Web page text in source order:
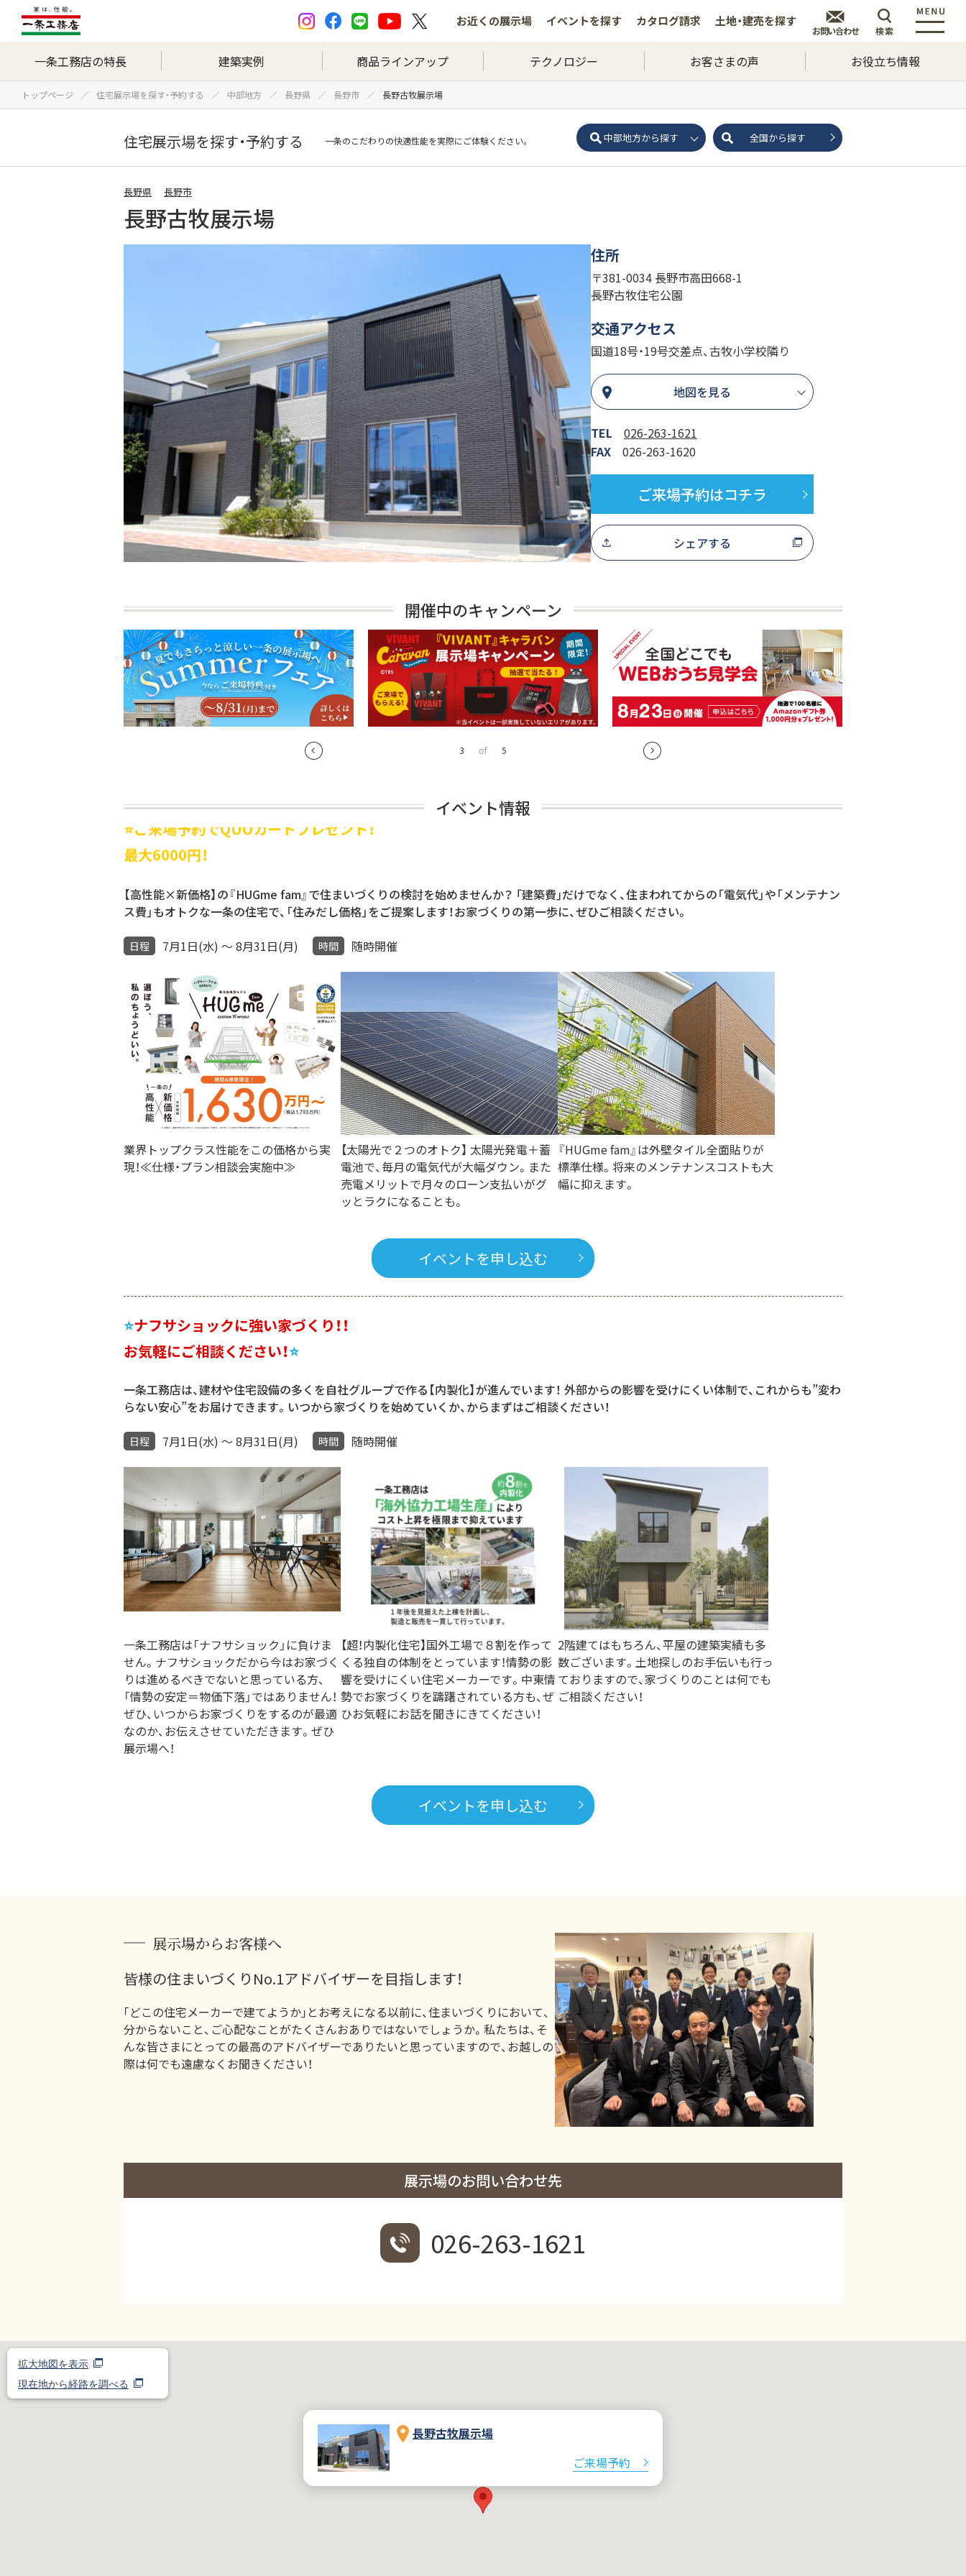
お近くの展示場 イベントを探す カタログ請求 土地・建売を探す
お問い合わせ 検索
一条工務店の特長 建築実例 商品ラインアップ テクノロジー お客さまの声 お役立ち情報
トップページ 住宅展示場を探す・予約する 中部地方 長野県 長野市 長野古牧展示場
住宅展示場を探す・予約する 一条のこだわりの快適性能を実際にご体験ください。 中部地方から探す 全国から探す
長野県 長野市
長野古牧展示場
住所
〒381-0034 長野市高田668-1
長野古牧住宅公園
交通アクセス
国道18号・19号交差点、古牧小学校隣り
地図を見る
TEL 026-263-1621
FAX 026-263-1620
ご来場予約はコチラ
シェアする
開催中のキャンペーン
4 of 5
イベント情報
最大6000円！
【高性能×新価格】の『HUGme fam』で住まいづくりの検討を始めませんか？ ｢建築費｣だけでなく、住まわれてからの「電気代」や「メンテナン
ス費」もオトクな一条の住宅で、「住みだし価格」をご提案します！お家づくりの第一歩に、ぜひご相談ください。
日程 7月1日(水) ～ 8月31日(月) 時間 随時開催
業界トップクラス性能をこの価格から実
現！≪仕様・プラン相談会実施中≫
【太陽光で２つのオトク】 太陽光発電＋蓄
電池で、毎月の電気代が大幅ダウン。また
売電メリットで月々のローン支払いがグ
ッとラクになることも。
『HUGme fam』は外壁タイル全面貼りが
標準仕様。将来のメンテナンスコストも大
幅に抑えます。
イベントを申し込む
⭐ナフサショックに強い家づくり！！
お気軽にご相談ください！⭐
一条工務店は、建材や住宅設備の多くを自社グループで作る【内製化】が進んでいます！ 外部からの影響を受けにくい体制で、これからも”変わ
らない安心”をお届けできます。いつから家づくりを始めていくか、からまずはご相談ください！
日程 7月1日(水) ～ 8月31日(月) 時間 随時開催
一条工務店は「ナフサショック」に負けま
せん。ナフサショックだから今はお家づく
りは進めるべきでないと思っている方、
「情勢の安定＝物価下落」ではありません！
ぜひ、いつからお家づくりをするのが最適
なのか、お伝えさせていただきます。ぜひ
展示場へ！
【超！内製化住宅】国外工場で８割を作って
くる独自の体制をとっています！情勢の影
響を受けにくい住宅メーカーです。中東情
勢でお家づくりを躊躇されている方も、ぜ
ひお気軽にお話を聞きにきてください！
2階建てはもちろん、平屋の建築実績も多
数ございます。土地探しのお手伝いも行っ
ておりますので、家づくりのことは何でも
ご相談ください！
イベントを申し込む
展示場からお客様へ
皆様の住まいづくりNo.1アドバイザーを目指します！
｢どこの住宅メーカーで建てようか｣とお考えになる以前に、住まいづくりにおいて、
分からないこと、ご心配なことがたくさんおありではないでしょうか。私たちは、そ
んな皆さまにとっての最高のアドバイザーでありたいと思っていますので、お越しの
際は何でも遠慮なくお聞きください！
展示場のお問い合わせ先
026-263-1621
拡大地図を表示
現在地から経路を調べる
長野古牧展示場
ご来場予約